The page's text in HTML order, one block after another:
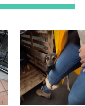
mi cimento in
Nella filosofia
e un
ai problemi